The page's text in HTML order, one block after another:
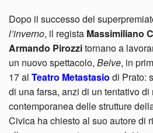
Dopo il successo del
l’inverno, il regista Massimiliano
Armando Pirozzitornano a
un nuovo spettacolo, Belve, in
17 al Teatro Metastasio di Prato:
di una farsa, anzi di un tentativo di
contemporanea delle strutture
Civica ha chiesto al suo autore di